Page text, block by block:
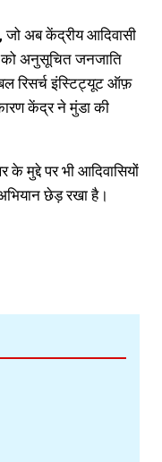
अब केंद्रीय आदिवासी
को अनुसूचित जनजाति
रिसर्च इंस्टिट्यूट ऑफ़
केंद्र ने मुंडा की
मुद्दे पर भी आदिवासियों
छेड़ रखा है।